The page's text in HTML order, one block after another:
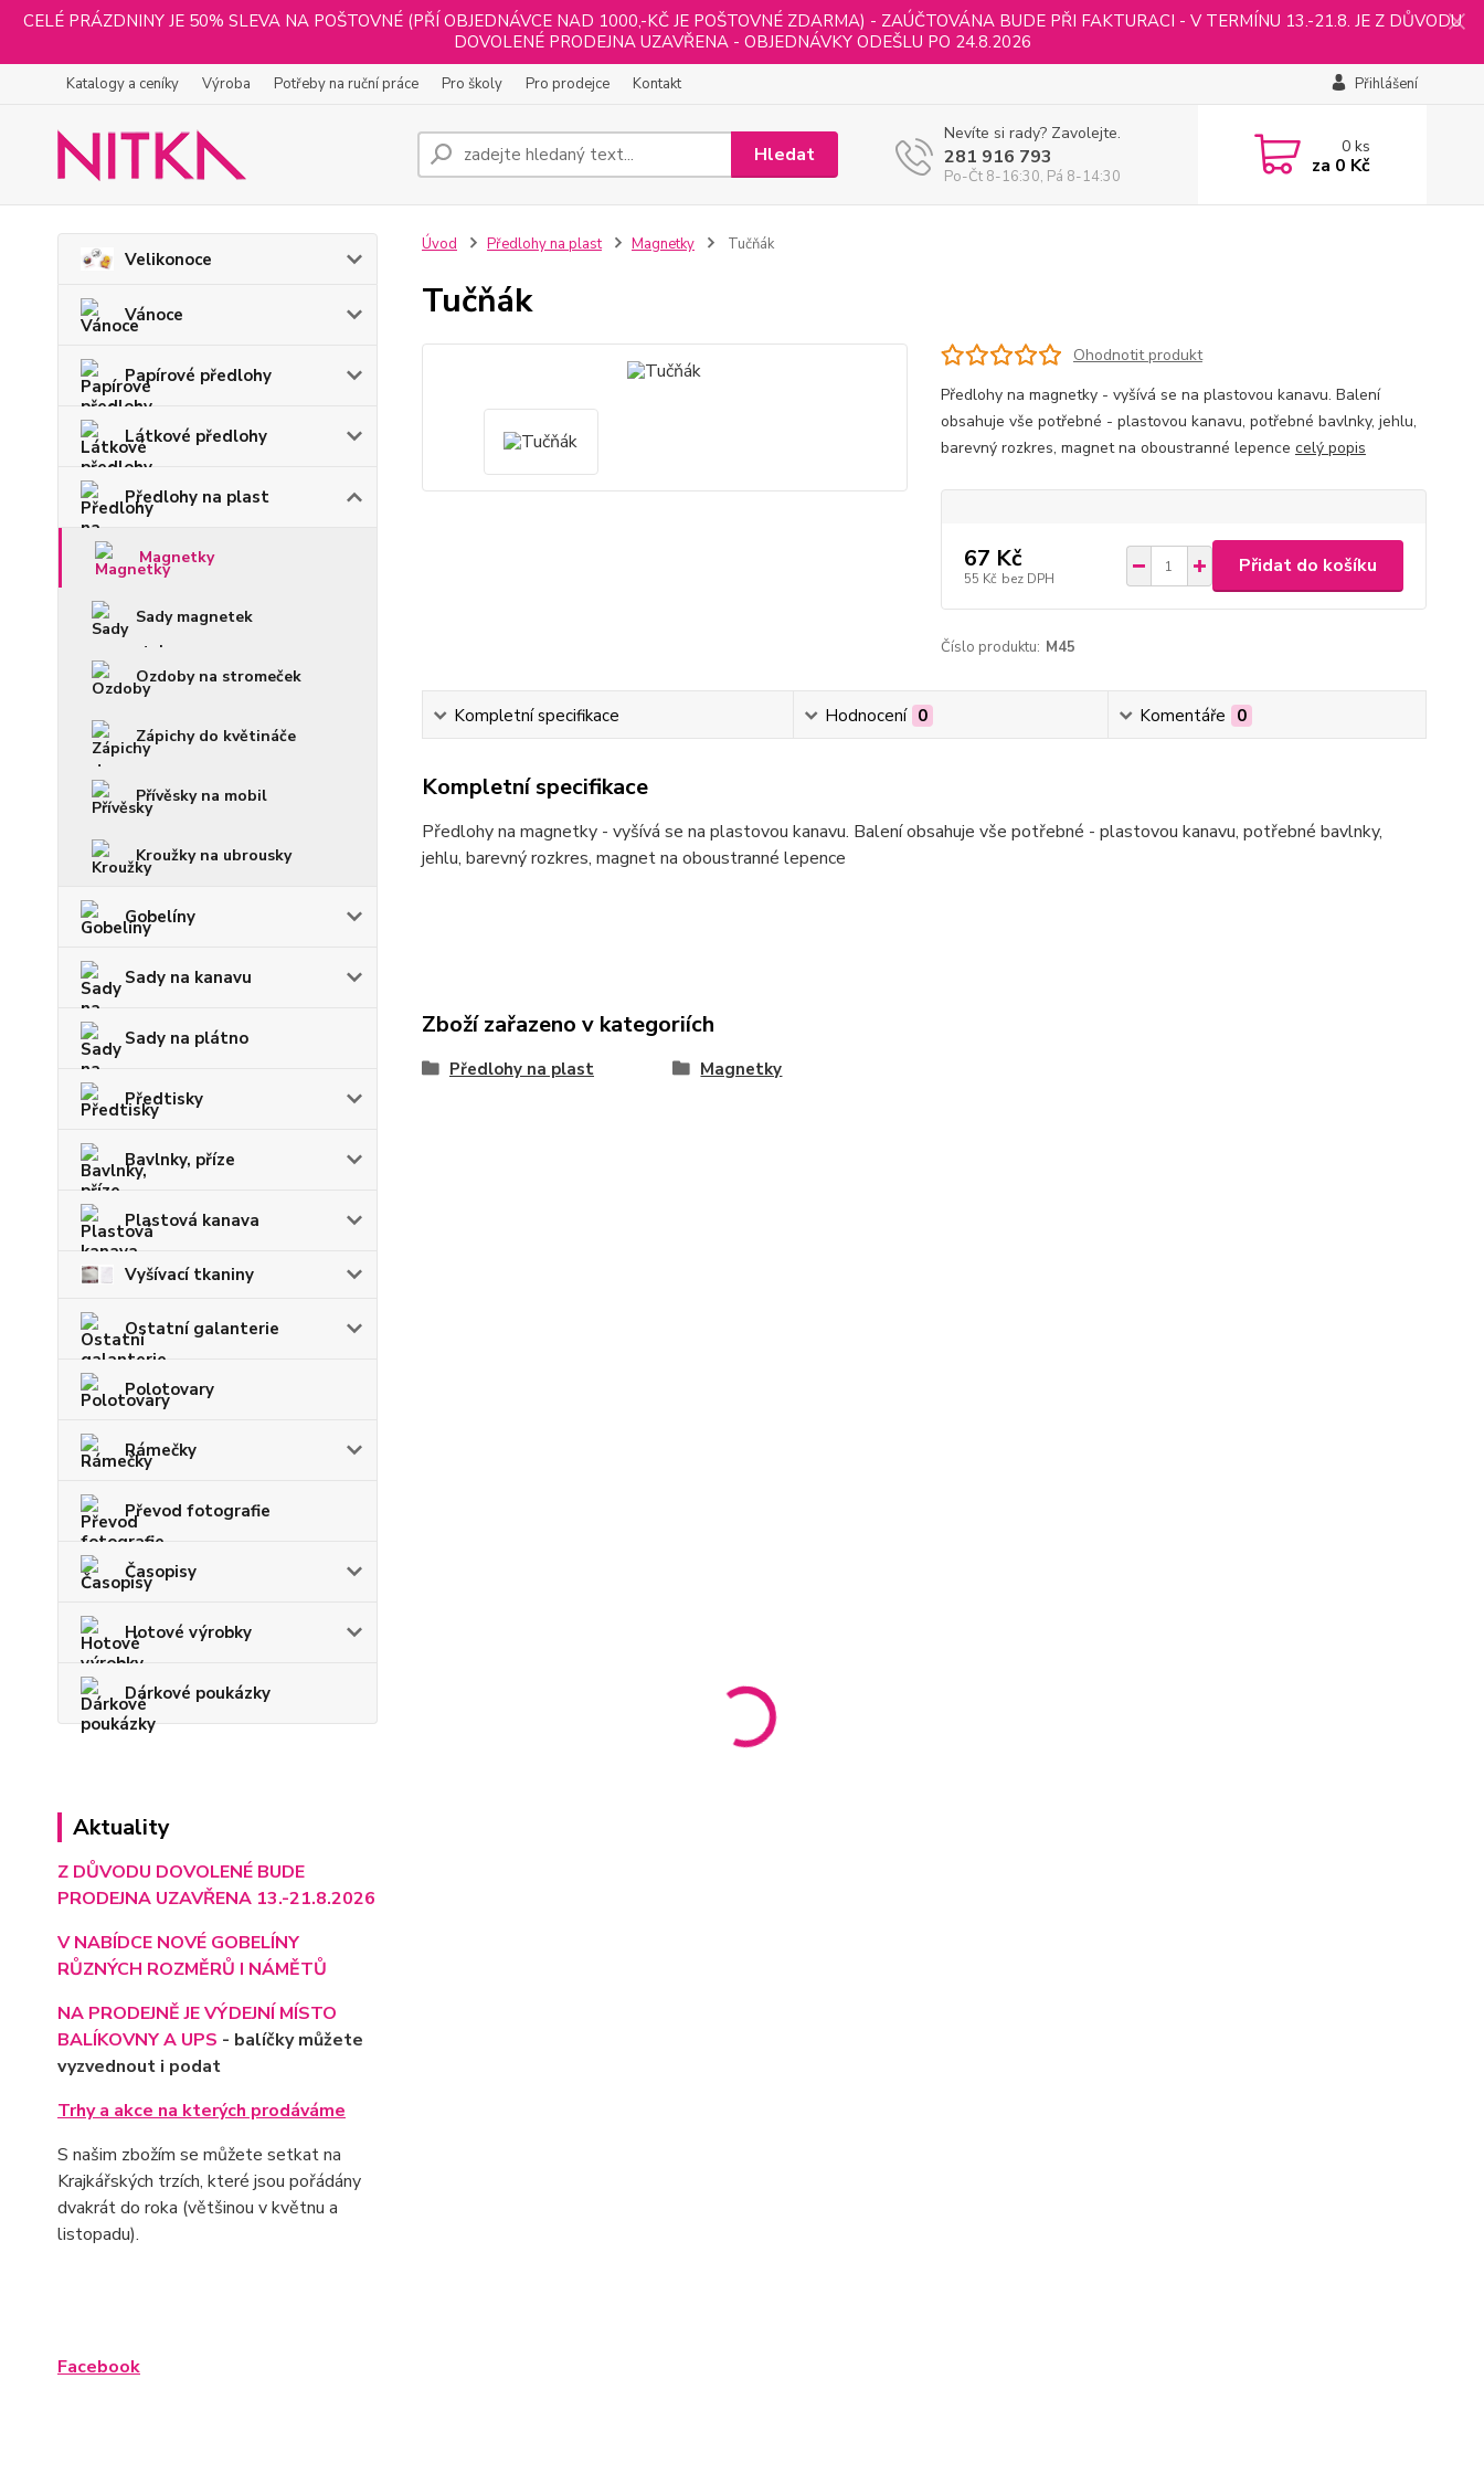
CELÉ PRÁZDNINY JE 50% SLEVA NA POŠTOVNÉ (PŘÍ OBJEDNÁVCE NAD 1000,-KČ JE POŠTOVNÉ ZDARMA) - ZAÚČTOVÁNA BUDE PŘI FAKTURACI - V TERMÍNU 13.-21.8. JE Z DŮVODU
DOVOLENÉ PRODEJNA UZAVŘENA - OBJEDNÁVKY ODEŠLU PO 24.8.2026
Katalogy a ceníky Výroba Potřeby na ruční práce Pro školy Pro prodejce Kontakt Přihlášení
Hledat
Nevíte si rady? Zavolejte.
281 916 793
Po-Čt 8-16:30, Pá 8-14:30
0ks
za 0 Kč
Velikonoce
Vánoce
Papírové předlohy
Látkové předlohy
Předlohy na plast
Magnetky
Sady magnetek
Ozdoby na stromeček
Zápichy do květináče
Přívěsky na mobil
Kroužky na ubrousky
Gobelíny
Sady na kanavu
Sady na plátno
Předtisky
Bavlnky, příze
Plastová kanava
Vyšívací tkaniny
Ostatní galanterie
Polotovary
Rámečky
Převod fotografie
Časopisy
Hotové výrobky
Dárkové poukázky
Aktuality
Z DŮVODU DOVOLENÉ BUDE
PRODEJNA UZAVŘENA 13.-21.8.2026
V NABÍDCE NOVÉ GOBELÍNY
RŮZNÝCH ROZMĚRŮ I NÁMĚTŮ
NA PRODEJNĚ JE VÝDEJNÍ MÍSTO
BALÍKOVNY A UPS - balíčky můžete
vyzvednout i podat
Trhy a akce na kterých prodáváme
S našim zbožím se můžete setkat na
Krajkářských trzích, které jsou pořádány
dvakrát do roka (většinou v květnu a
listopadu).
Facebook
Úvod Předlohy na plast Magnetky Tučňák
Tučňák
Ohodnotit produkt
Předlohy na magnetky - vyšívá se na plastovou kanavu. Balení
obsahuje vše potřebné - plastovou kanavu, potřebné bavlnky, jehlu,
barevný rozkres, magnet na oboustranné lepence celý popis
67 Kč
55 Kč bez DPH
Přidat do košíku
Číslo produktu: M45
Kompletní specifikace Hodnocení 0 Komentáře 0
Kompletní specifikace
Předlohy na magnetky - vyšívá se na plastovou kanavu. Balení obsahuje vše potřebné - plastovou kanavu, potřebné bavlnky,
jehlu, barevný rozkres, magnet na oboustranné lepence
Zboží zařazeno v kategoriích
Předlohy na plast Magnetky